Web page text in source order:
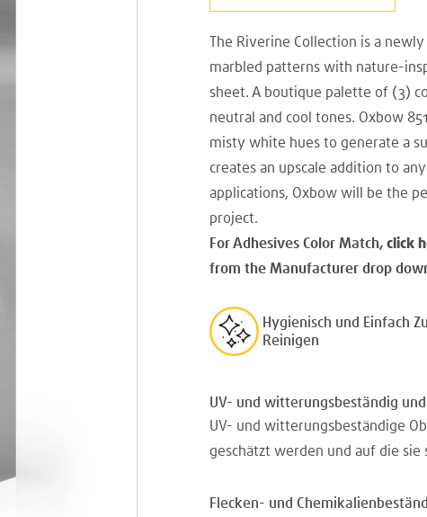
The Riverine Collection is a
marbled patterns with nature-
sheet. A boutique palette of (3)
neutral and cool tones. Oxbow
misty white hues to generate a
creates an upscale addition to
applications, Oxbow will be the
project.
For Adhesives Color Match, click
from the Manufacturer drop
Hygienisch und Einfach Zu
Reinigen
UV- und witterungsbeständig
UV- und witterungsbeständige
geschätzt werden und auf die sie
Flecken- und